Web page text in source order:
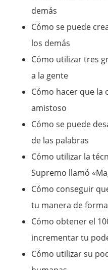
demás
Cómo se puede
los demás
Cómo utilizar tres
a la gente
Cómo hacer que la
amistoso
Cómo se puede
de las palabras
Cómo utilizar la
Supremo llamó
Cómo conseguir
tu manera de
Cómo obtener el
incrementar tu
Cómo utilizar su